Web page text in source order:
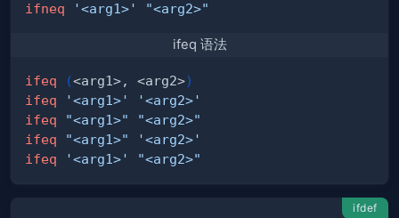
ifneq
'<arg1>' "<arg2>"
ifeq 语法
ifeq (<arg1>, <arg2>)
ifeq
'<arg1>'
'<arg2>'
ifeq
"<arg1>"
"<arg2>"
ifeq
"<arg1>"
'<arg2>'
ifeq
'<arg1>' "<arg2>"
ifdef